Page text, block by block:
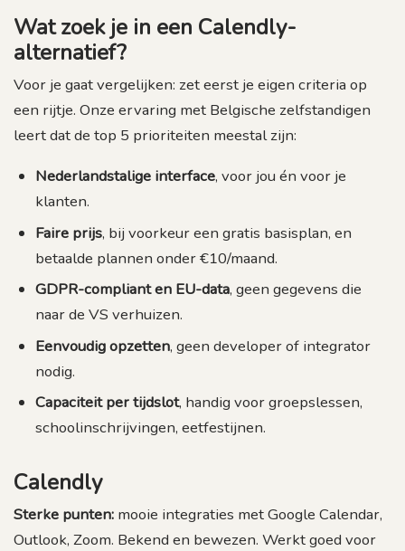
Wat zoek je in een Calendly-
alternatief?
Voor je gaat vergelijken: zet eerst je eigen criteria op
een rijtje. Onze ervaring met Belgische zelfstandigen
leert dat de top 5 prioriteiten meestal zijn:
Nederlandstalige interface, voor jou én voor je
klanten.
Faire prijs, bij voorkeur een gratis basisplan, en
betaalde plannen onder €10/maand.
GDPR-compliant en EU-data, geen gegevens die
naar de VS verhuizen.
Eenvoudig opzetten, geen developer of integrator
nodig.
Capaciteit per tijdslot, handig voor groepslessen,
schoolinschrijvingen, eetfestijnen.
Calendly
Sterke punten: mooie integraties met Google Calendar,
Outlook, Zoom. Bekend en bewezen. Werkt goed voor